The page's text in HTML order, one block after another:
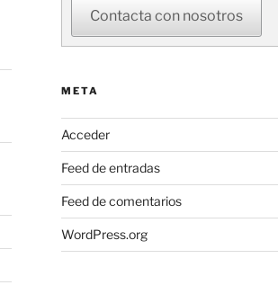
Contacta con nosotros
META
Acceder
Feed de entradas
Feed de comentarios
WordPress.org